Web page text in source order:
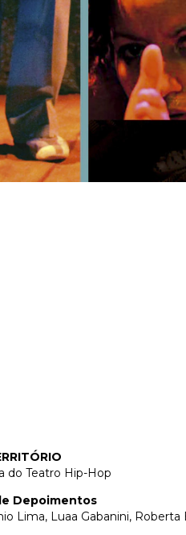
do Teatro Hip-Hop
Depoimentos
Lima, Luaa Gabanini, Roberta